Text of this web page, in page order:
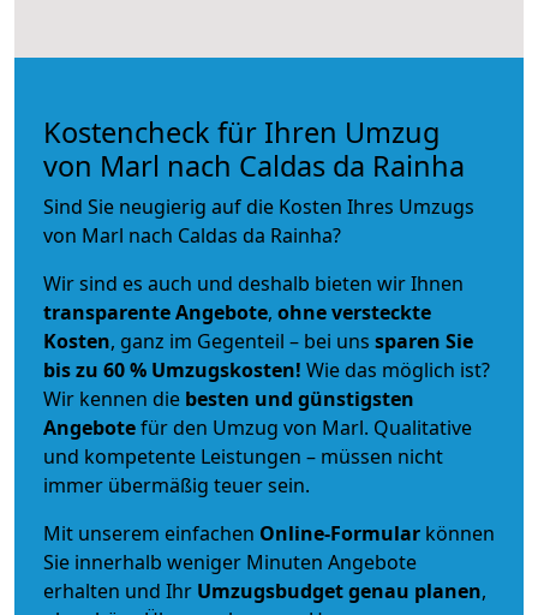
Kostencheck für Ihren Umzug
von Marl nach Caldas da Rainha
Sind Sie neugierig auf die Kosten Ihres Umzugs
von Marl nach Caldas da Rainha?
Wir sind es auch und deshalb bieten wir Ihnen
transparente Angebote, ohne versteckte
Kosten, ganz im Gegenteil – bei uns sparen Sie
bis zu 60 % Umzugskosten! Wie das möglich ist?
Wir kennen die besten und günstigsten
Angebotefür den Umzug von Marl. Qualitative
und kompetente Leistungen – müssen nicht
immer übermäßig teuer sein.
Mit unserem einfachen Online-Formular können
Sie innerhalb weniger Minuten Angebote
erhalten und Ihr Umzugsbudgetgenau planen,